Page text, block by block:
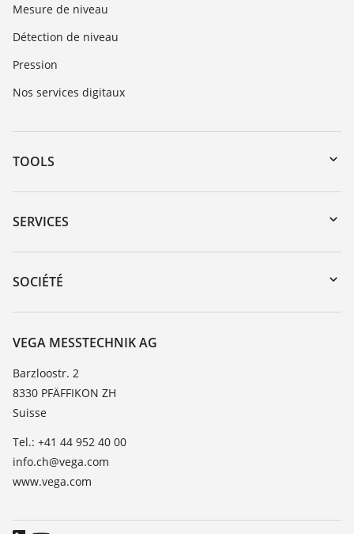
Mesure de niveau
Détection de niveau
Pression
Nos services digitaux
TOOLS
Téléchargements
Recherche par numéro de série
DTM Collection/PACTware
SERVICES
Retour d'appareil
Formations
Liste de compatibilité chimique
TeamViewer
SOCIÉTÉ
À propos de VEGA
Contact
News
Presse
Blog
VEGA MESSTECHNIK AG
Barzloostr. 2
8330 PFÄFFIKON ZH
Suisse
Tel.: +41 44 952 40 00
info.ch@vega.com
www.vega.com